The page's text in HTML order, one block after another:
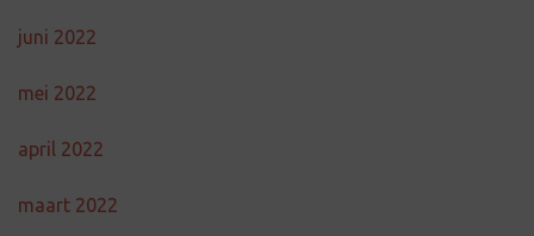
juni 2022
mei 2022
april 2022
maart 2022